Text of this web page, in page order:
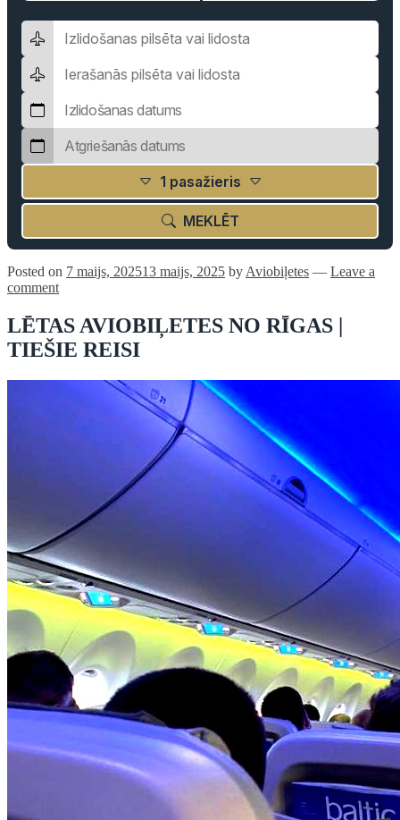
1 pasažieris
MEKLĒT
Posted on 7 maijs, 202513 maijs, 2025 by Aviobiļetes — Leave a
comment
LĒTAS AVIOBIĻETES NO RĪGAS |
TIEŠIE REISI